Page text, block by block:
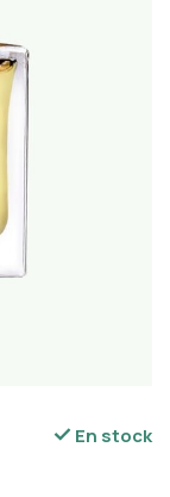
En stock